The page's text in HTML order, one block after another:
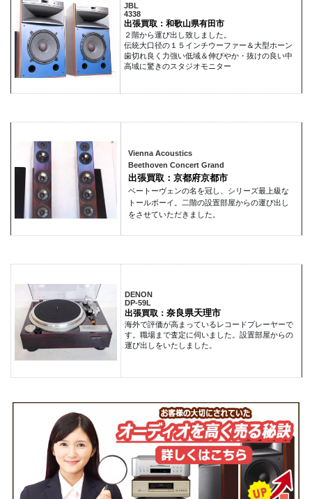
JBL
4338
出張買取：和歌山県有田市
２階から運び出し致しました。
伝統大口径の１５インチウーファー＆大型ホーン
歯切れ良く力強い低域＆伸びやか・抜けの良い中
高域に驚きのスタジオモニター
Vienna Acoustics
Beethoven Concert Grand
出張買取：京都府京都市
ベートーヴェンの名を冠し、シリーズ最上級な
トールボーイ。二階の設置部屋からの運び出し
をさせていただきました。
DENON
DP-59L
出張買取： 奈良県天理市
海外で評価が高まっているレコードプレーヤーで
す。職場まで査定に伺いました。設置部屋からの
運び出しをいたしました。